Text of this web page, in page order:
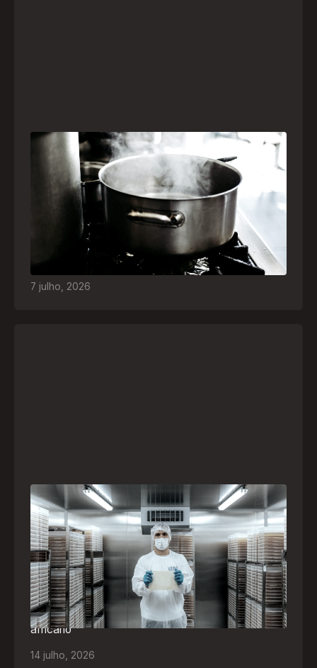
Frio leva brasileiros a improvisar para se
aquecer e aumenta risco de queimaduras
dentro de casa
O inverno chegou e, com ele, práticas perigosas
para espantar o frio voltam a ser comuns. Saiba
quais são os riscos e como agir em caso de
7 julho 2026
A paranaense Vuelo Pharma é uma das 13
empresas brasileiras selecionadas para
representar o Brasil na maior feira de
negócios de Angola
Empresa participará da FILDA 2026, em Luanda,
levando tecnologias brasileiras para tratamento de
feridas, ostomia e proteção cutânea ao mercado
africano
14 julho, 2026